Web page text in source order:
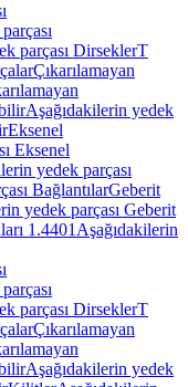
parçası DirseklerT
Çıkarılamayan
Aşağıdakilerin yedek
Eksenel
Eksenel
yedek parçası
BağlantılarGeberit
yedek parçası Geberit
1.4401 Aşağıdakilerin
parçası DirseklerT
Çıkarılamayan
Aşağıdakilerin yedek